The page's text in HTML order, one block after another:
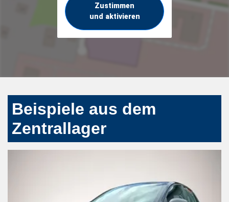
Zustimmen
und aktivieren
Beispiele aus dem
Zentrallager